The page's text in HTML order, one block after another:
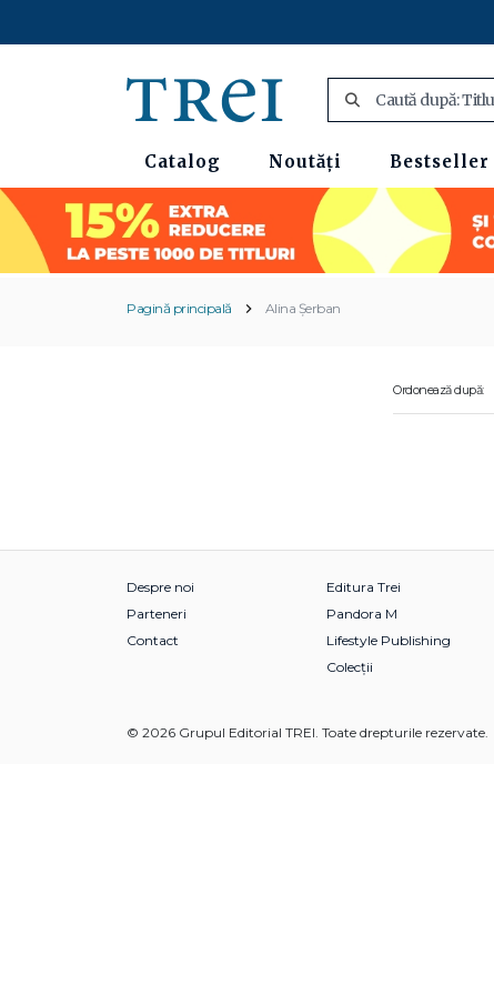
Catalog Noutăți Bestseller
Pagină principală Alina Şerban
Ordonează după:
Despre noi
Parteneri
Contact
Editura Trei
Pandora M
Lifestyle Publishing
Colecții
© 2026 Grupul Editorial TREI. Toate drepturile rezervate.